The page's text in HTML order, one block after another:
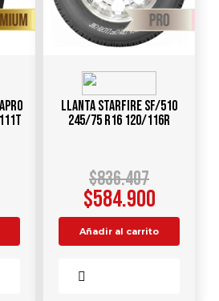
Llanta STARFIRE SF/510
245/75 R16 120/116R
$836.407
$584.900
Añadir al carrito